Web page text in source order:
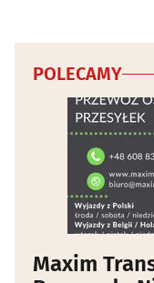
POLECAMY
Maxim